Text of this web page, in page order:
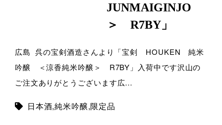
JUNMAIGINJO
＞ R7BY」
広島 呉の宝剣酒造さんより「宝剣 HOUKEN 純米
吟醸 ＜涼香純米吟醸＞ R7BY」入荷中です沢山の
ご注文ありがとうございます広…
日本酒,純米吟醸,限定品